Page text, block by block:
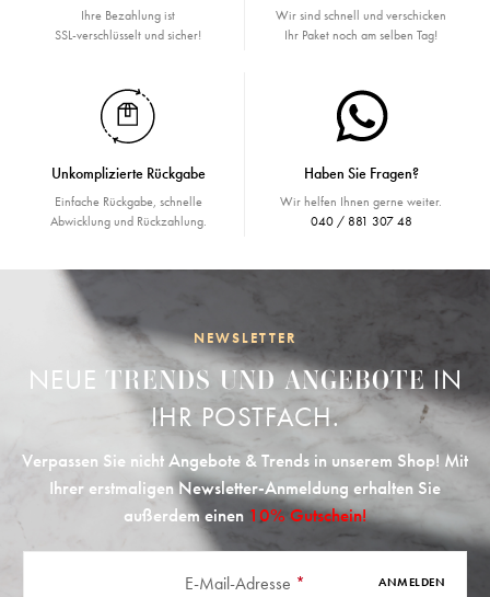
Ihre Bezahlung ist
SSL-verschlüsselt und sicher!
Wir sind schnell und verschicken
Ihr Paket noch am selben Tag!
Unkomplizierte Rückgabe
Einfache Rückgabe, schnelle
Abwicklung und Rückzahlung.
Haben Sie Fragen?
Wir helfen Ihnen gerne weiter.
040 / 881 307 48
NEWSLETTER
NEUE TRENDS UND ANGEBOTEIN
IHR POSTFACH.
Verpassen Sie nicht Angebote & Trends in unserem Shop! Mit
Ihrer erstmaligen Newsletter-Anmeldung erhalten Sie
außerdem einen 10% Gutschein!
E-Mail-Adresse * ANMELDEN